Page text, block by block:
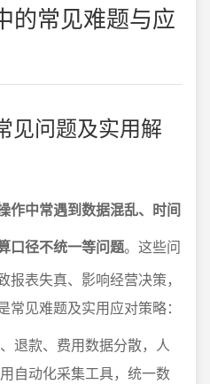
的常见难题与应
见问题及实用解
作中常遇到数据混乱、时间
口径不统一等问题。这些问
表失真、影响经营决策，
见难题及实用应对策略：
退款、费用数据分散，人
自动化采集工具，统一数